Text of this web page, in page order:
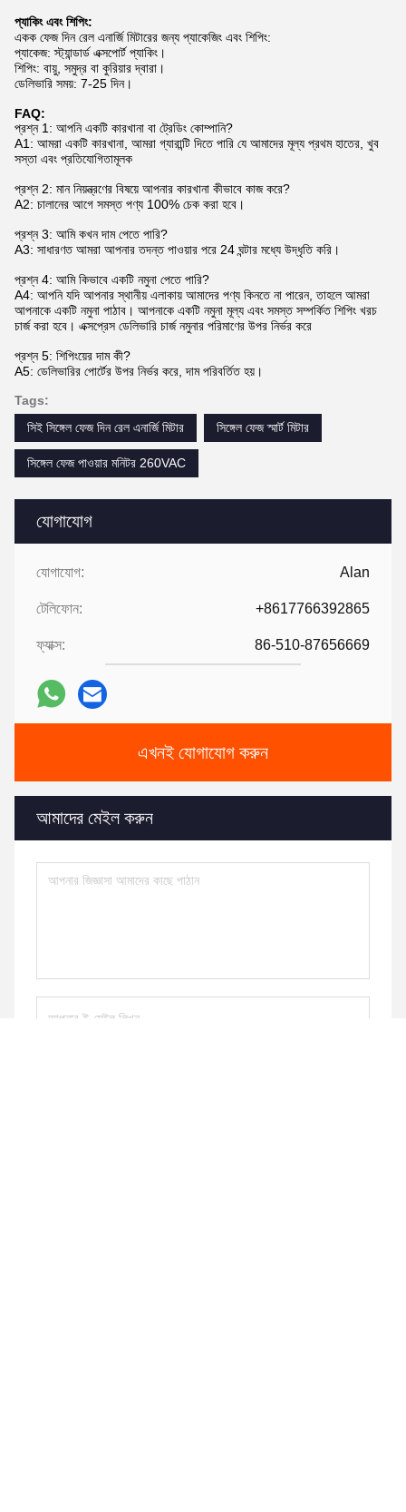
যোগাযোগ
যোগাযোগ: Alan
টেলিফোন: +8617766392865
ফ্যাক্স: 86-510-87656669
এখনই যোগাযোগ করুন
আমাদের মেইল ​​করুন
প্যাকিং এবং শিপিং:
একক ফেজ দিন রেল এনার্জি মিটারের জন্য প্যাকেজিং এবং শিপিং:
প্যাকেজ: স্ট্যান্ডার্ড এক্সপোর্ট প্যাকিং।
শিপিং: বায়ু, সমুদ্র বা কুরিয়ার দ্বারা।
ডেলিভারি সময়: 7-25 দিন।
FAQ:
প্রশ্ন 1: আপনি একটি কারখানা বা ট্রেডিং কোম্পানি?
A1: আমরা একটি কারখানা, আমরা গ্যারান্টি দিতে পারি যে আমাদের মূল্য প্রথম হাতের, খুব
সস্তা এবং প্রতিযোগিতামূলক
প্রশ্ন 2: মান নিয়ন্ত্রণের বিষয়ে আপনার কারখানা কীভাবে কাজ করে?
A2: চালানের আগে সমস্ত পণ্য 100% চেক করা হবে।
প্রশ্ন 3: আমি কখন দাম পেতে পারি?
A3: সাধারণত আমরা আপনার তদন্ত পাওয়ার পরে 24 ঘন্টার মধ্যে উদ্ধৃতি করি।
প্রশ্ন 4: আমি কিভাবে একটি নমুনা পেতে পারি?
A4: আপনি যদি আপনার স্থানীয় এলাকায় আমাদের পণ্য কিনতে না পারেন, তাহলে আমরা
আপনাকে একটি নমুনা পাঠাব। আপনাকে একটি নমুনা মূল্য এবং সমস্ত সম্পর্কিত শিপিং খরচ
চার্জ করা হবে। এক্সপ্রেস ডেলিভারি চার্জ নমুনার পরিমাণের উপর নির্ভর করে
প্রশ্ন 5: শিপিংয়ের দাম কী?
A5: ডেলিভারির পোর্টের উপর নির্ভর করে, দাম পরিবর্তিত হয়।
Tags:
সিই সিঙ্গেল ফেজ দিন রেল এনার্জি মিটার
সিঙ্গেল ফেজ স্মার্ট মিটার
সিঙ্গেল ফেজ পাওয়ার মনিটর 260VAC